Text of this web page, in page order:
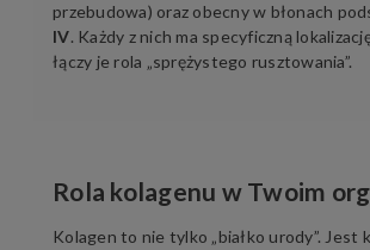
przebudowa) oraz obecny w błonach
IV. Każdy z nich ma specyficzną
łączy je rola „sprężystego rusztowania”.
Rola kolagenu w Twoim
Kolagen to nie tylko „białko urody”. Jest